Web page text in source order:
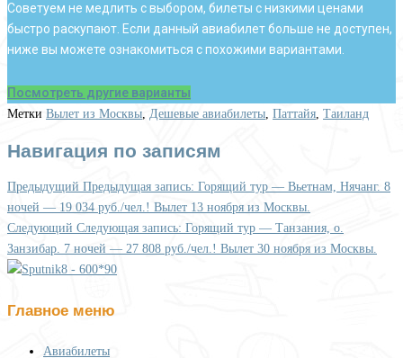
Советуем не медлить с выбором, билеты с низкими ценами
быстро раскупают. Если данный авиабилет больше не доступен,
ниже вы можете ознакомиться c похожими вариантами.
Посмотреть другие варианты
Метки Вылет из Москвы, Дешевые авиабилеты, Паттайя, Таиланд
Навигация по записям
Предыдущий Предыдущая запись: Горящий тур — Вьетнам, Нячанг. 8
ночей — 19 034 руб./чел.! Вылет 13 ноября из Москвы.
Следующий Следующая запись: Горящий тур — Танзания, о.
Занзибар. 7 ночей — 27 808 руб./чел.! Вылет 30 ноября из Москвы.
Главное меню
Авиабилеты